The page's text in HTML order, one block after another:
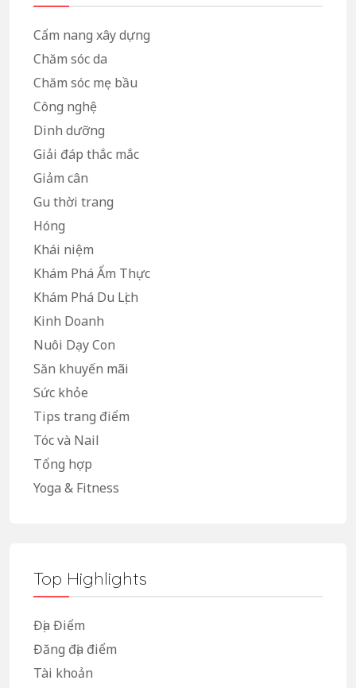
Cẩm nang xây dựng
Chăm sóc da
Chăm sóc mẹ bầu
Công nghệ
Dinh dưỡng
Giải đáp thắc mắc
Giảm cân
Gu thời trang
Hóng
Khái niệm
Khám Phá Ẩm Thực
Khám Phá Du Lịch
Kinh Doanh
Nuôi Dạy Con
Săn khuyến mãi
Sức khỏe
Tips trang điểm
Tóc và Nail
Tổng hợp
Yoga & Fitness
Top Highlights
Địa Điểm
Đăng địa điểm
Tài khoản